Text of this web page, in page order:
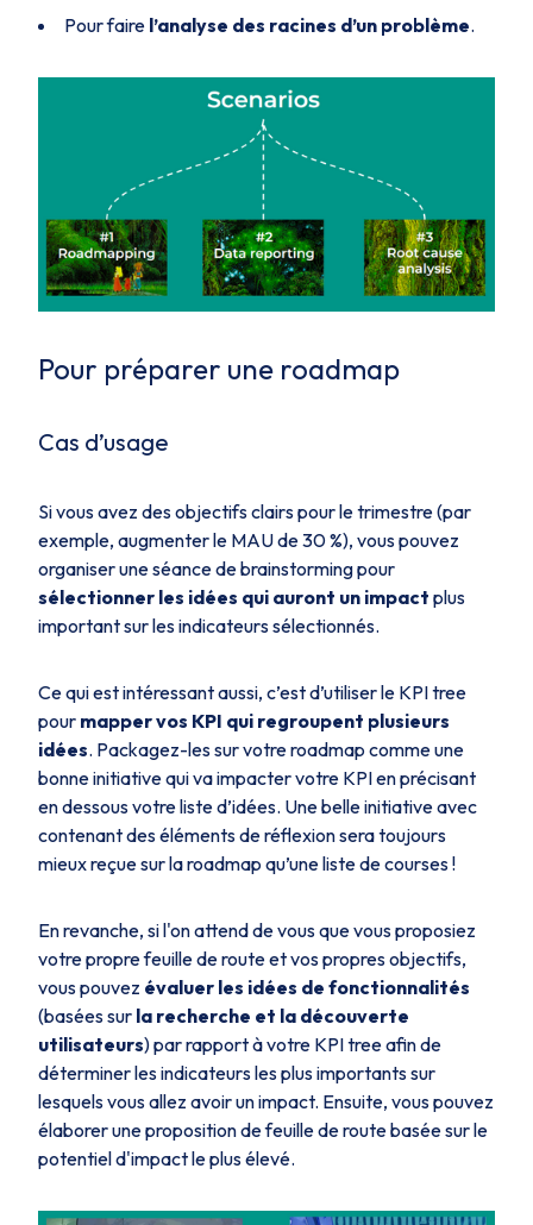
Pour faire l’analyse des racines d’un problème.
Pour préparer une roadmap
Cas d’usage
Si vous avez des objectifs clairs pour le trimestre (par
exemple, augmenter le MAU de 30 %), vous pouvez
organiser une séance de brainstorming pour
sélectionner les idées qui auront un impact plus
important sur les indicateurs sélectionnés.
Ce qui est intéressant aussi, c’est d’utiliser le KPI tree
pour mapper vos KPI qui regroupent plusieurs
idées. Packagez-les sur votre roadmap comme une
bonne initiative qui va impacter votre KPI en précisant
en dessous votre liste d’idées. Une belle initiative avec
contenant des éléments de réflexion sera toujours
mieux reçue sur la roadmap qu’une liste de courses !
En revanche, si l'on attend de vous que vous proposiez
votre propre feuille de route et vos propres objectifs,
vous pouvez évaluer les idées de fonctionnalités
(basées sur la recherche et la découverte
utilisateurs) par rapport à votre KPI tree afin de
déterminer les indicateurs les plus importants sur
lesquels vous allez avoir un impact. Ensuite, vous pouvez
élaborer une proposition de feuille de route basée sur le
potentiel d'impact le plus élevé.